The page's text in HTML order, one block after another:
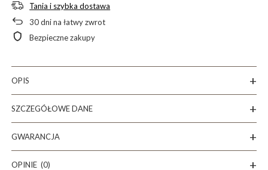
Tania i szybka dostawa
30dni na łatwy zwrot
Bezpieczne zakupy
OPIS
SZCZEGÓŁOWE DANE
GWARANCJA
OPINIE (0)